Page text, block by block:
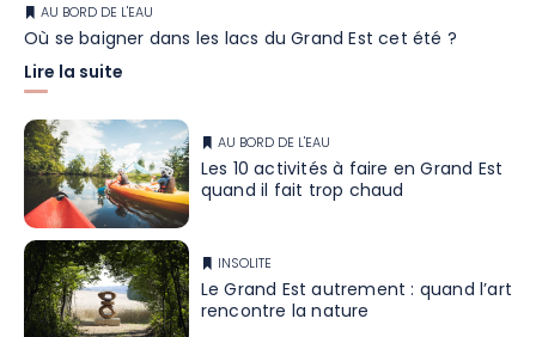
AU BORD DE L'EAU
Où se baigner dans les lacs du Grand Est cet été ?
Lire la suite
AU BORD DE L'EAU
Les 10 activités à faire en Grand Est
quand il fait trop chaud
INSOLITE
Le Grand Est autrement : quand l’art
rencontre la nature